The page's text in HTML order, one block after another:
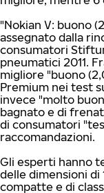
"Nokian V: buono
assegnato dalla
consumatori
pneumatici 2011.
migliore "buono
Premium nei test
invece "molto
bagnato e di
di consumatori
raccomandazioni.
Gli esperti hanno
delle dimensioni di
compatte e di